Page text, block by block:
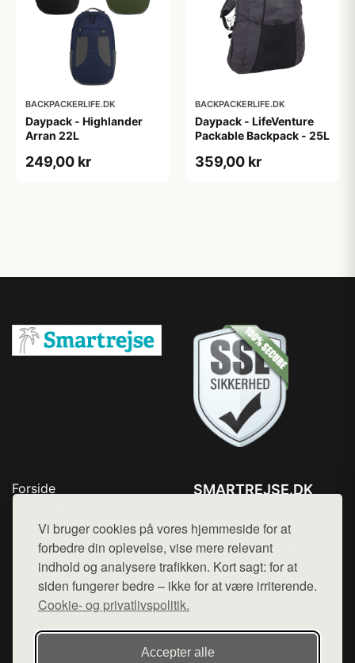
Vi bruger cookies på vores hjemmeside for at
forbedre din oplevelse, vise mere relevant
indhold og analysere trafikken. Kort sagt: for at
siden fungerer bedre – ikke for at være irriterende.
Cookie- og privatlivspolitik.
Accepter alle
BACKPACKERLIFE.DK
Daypack - Highlander
Arran 22L
249,00 kr
BACKPACKERLIFE.DK
Daypack - LifeVenture
Packable Backpack - 25L
359,00 kr
Forside
Top Rabatter
Kontakt
SMARTREJSE.DK
Mail: hej@want.dk
Cookie- og privatlivspolitik
Denne side er en del af want.dk, der udgiver en række